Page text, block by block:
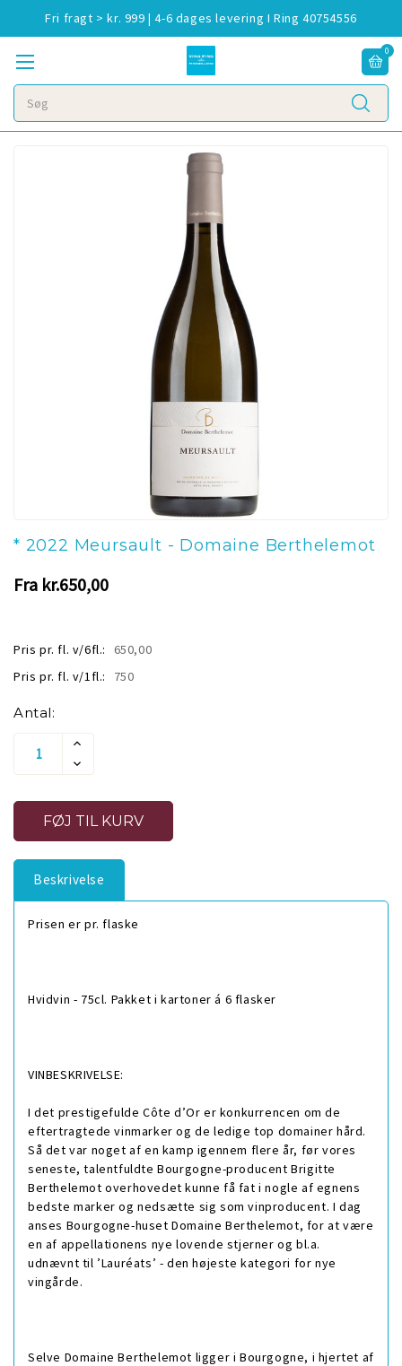
Fri fragt > kr. 999 | 4-6 dages levering I Ring 40754556
Søg
0
* 2022 Meursault - Domaine Berthelemot
Fra kr.650,00
Pris pr. fl. v/6fl.:
650,00
Pris pr. fl. v/1fl.:
750
Aktuelt
lager:
Antal:
Øg
Af
Undefined
Reducer
Antallet
Undefined
Beskrivelse
Prisen er pr. flaske
Hvidvin - 75cl. Pakket i kartoner á 6 flasker
VINBESKRIVELSE:
I det prestigefulde Côte d’Or er konkurrencen om de
eftertragtede vinmarker og de ledige top domainer hård.
Så det var noget af en kamp igennem flere år, før vores
seneste, talentfuldte Bourgogne-producent Brigitte
Berthelemot overhovedet kunne få fat i nogle af egnens
bedste marker og nedsætte sig som vinproducent. I dag
anses Bourgogne-huset Domaine Berthelemot, for at være
en af appellationens nye lovende stjerner og bl.a.
udnævnt til ’Lauréats’ - den højeste kategori for nye
vingårde.
Selve Domaine Berthelemot ligger i Bourgogne, i hjertet af